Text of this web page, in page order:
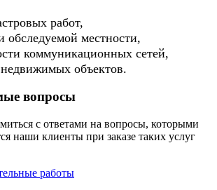
работ,
обследуемой местности,
коммуникационных сетей,
недвижимых объектов.
вопросы
с ответами на вопросы, которыми
наши клиенты при заказе таких услуг
работы